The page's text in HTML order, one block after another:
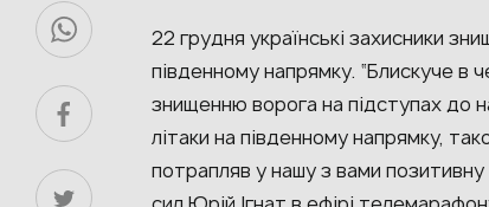
22 грудня українські захисники
південному напрямку. “Блискуче в
знищенню ворога на підступах до
літаки на південному напрямку,
потрапляв у нашу з вами позитивну